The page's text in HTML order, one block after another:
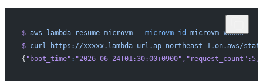
$ aws lambda resume-microvm --microvm-id
microvm-xxxxx
$ curl https://xxxxx.lambda-url.ap-northeast-1.on.aws/
{ "boot_time" : "2026-06-24T01:30:00+0900" , "request_count"